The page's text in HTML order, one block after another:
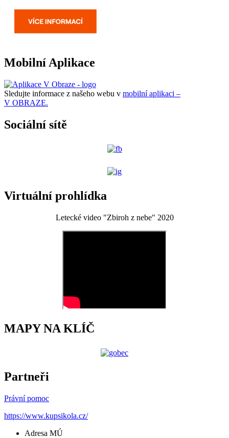
Mobilní Aplikace
Sledujte informace z našeho webu v mobilní aplikaci –
V OBRAZE.
Sociální sítě
Virtuální prohlídka
Letecké video "Zbiroh z nebe" 2020
MAPY NA KLÍČ
Partneři
Právní pomoc
https://www.kupsikola.cz/
Adresa MÚ